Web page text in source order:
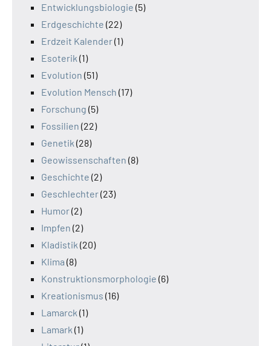
Entwicklungsbiologie (5)
Erdgeschichte (22)
Erdzeit Kalender(1)
Esoterik (1)
Evolution (51)
Evolution Mensch (17)
Forschung (5)
Fossilien (22)
Genetik (28)
Geowissenschaften (8)
Geschichte (2)
Geschlechter(23)
Humor(2)
Impfen (2)
Kladistik (20)
Klima (8)
Konstruktionsmorphologie (6)
Kreationismus (16)
Lamarck (1)
Lamark (1)